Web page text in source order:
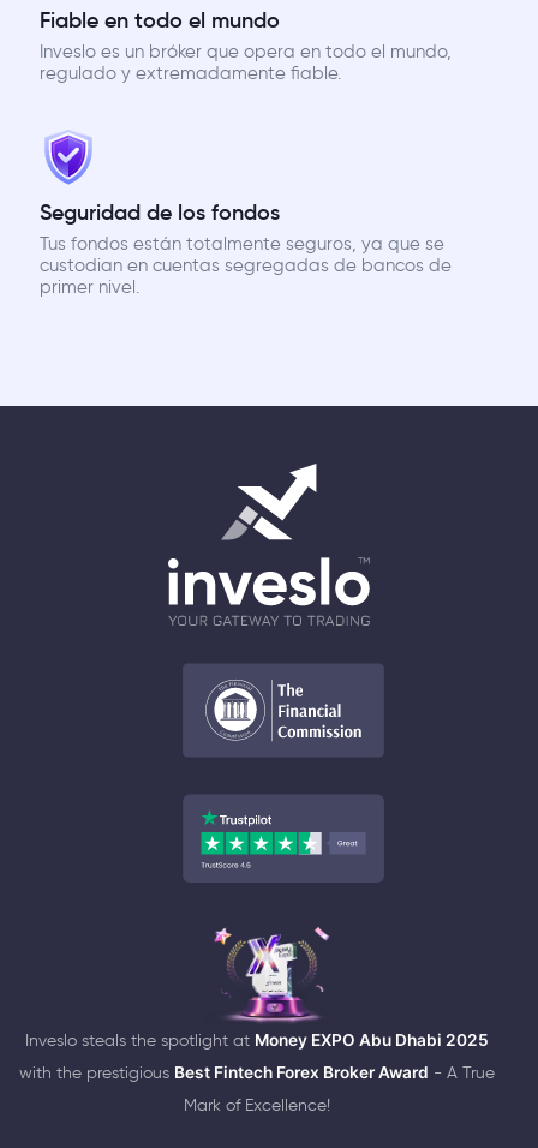
Fiable en todo el mundo
Inveslo es un bróker que opera en todo el mundo,
regulado y extremadamente fiable.
Seguridad de los fondos
Tus fondos están totalmente seguros, ya que se
custodian en cuentas segregadas de bancos de
primer nivel.
Inveslo steals the spotlight at Money EXPO Abu Dhabi 2025
with the prestigious Best Fintech Forex Broker Award - A True
Mark of Excellence!